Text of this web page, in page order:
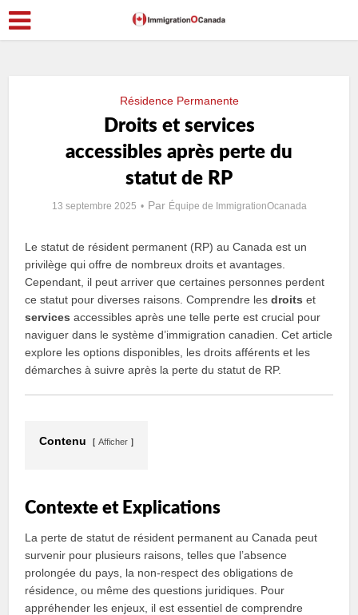
Résidence Permanente
Droits et services
accessibles après perte du
statut de RP
13 septembre 2025 Par Équipe de ImmigrationOcanada
Le statut de résident permanent (RP) au Canada est un
privilège qui offre de nombreux droits et avantages.
Cependant, il peut arriver que certaines personnes perdent
ce statut pour diverses raisons. Comprendre lesdroits et
services accessibles après une telle perte est crucial pour
naviguer dans le système d’immigration canadien. Cet article
explore les options disponibles, les droits afférents et les
démarches à suivre après la perte du statut de RP.
Contenu Afficher
Contexte et Explications
La perte de statut de résident permanent au Canada peut
survenir pour plusieurs raisons, telles que l’absence
prolongée du pays, la non-respect des obligations de
résidence, ou même des questions juridiques. Pour
appréhender les enjeux, il est essentiel de comprendre